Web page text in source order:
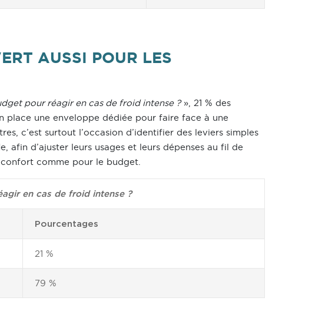
AUSSI POUR LES
pour réagir en cas de froid intense ?», 21 % des
place une enveloppe dédiée pour faire face à une
c’est surtout l’occasion d’identifier des leviers simples
afin d’ajuster leurs usages et leurs dépenses au fil de
confort comme pour le budget.
en cas de froid intense ?
Pourcentages
21 %
79 %